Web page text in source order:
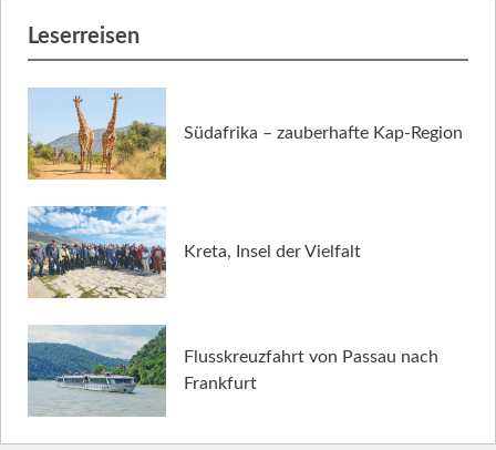
Leserreisen
Südafrika – zauberhafte Kap-Region
Kreta, Insel der Vielfalt
Flusskreuzfahrt von Passau nach
Frankfurt